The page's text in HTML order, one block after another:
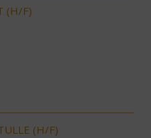
(H/F)
(H/F)